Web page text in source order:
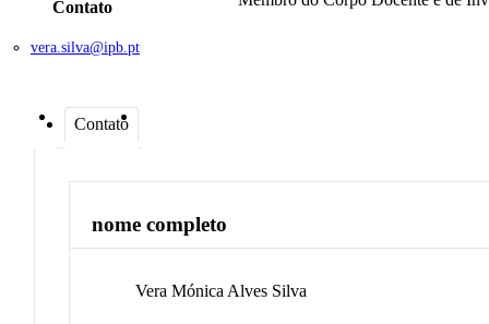
Contato
vera.silva@ipb.pt
Contato
nome completo
Vera Mónica Alves Silva